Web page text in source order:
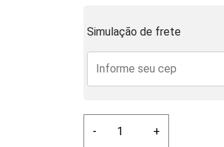
Simulação de frete
-
Inox
+